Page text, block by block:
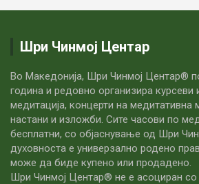
Шри Чинмој Центар
Во Македонија, Шри Чинмој Центар®
година и редовно организира
медитација, концерти на медитативна
настани и изложби. Сите часови по
бесплатни, со објаснување од Шри
духовноста е универзално родено
може да биде купено или продадено.
Шри Чинмој Центар® не е асоциран со